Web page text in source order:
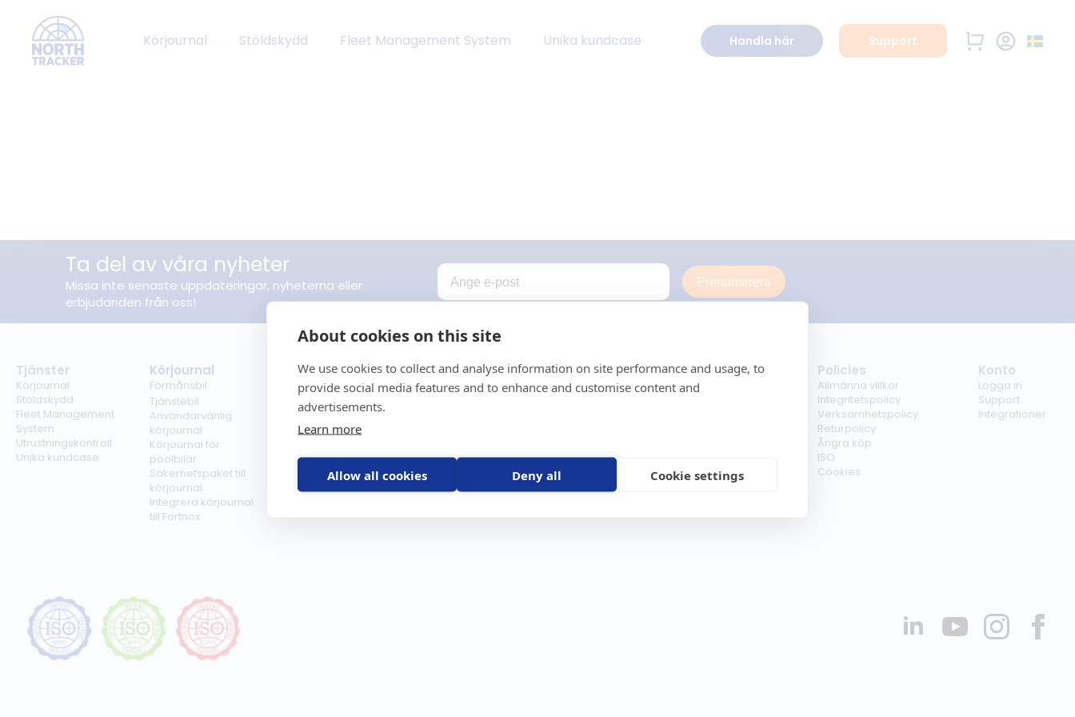
About cookies on this site
We use cookies to collect and analyse information on site performance and usage, to
provide social media features and to enhance and customise content and
advertisements.
Learn more
Allow all cookies Deny all Cookie settings
Körjournal Stöldskydd Fleet Management System Unika kundcase Handla här Support
Ta del av våra nyheter
Missa inte senaste uppdateringar, nyheterna eller
erbjudanden från oss!
Prenumerera
Tjänster
Körjournal
Stöldskydd
Fleet Management
System
Utrustningskontroll
Unika kundcase
Körjournal
Förmånsbil
Tjänstebil
Användarvänlig
körjournal
Körjournal för
poolbilar
Säkerhetspaket till
körjournal
Integrera körjournal
till Fortnox
Regelverk
Milersättning
Regler för tjänstebil
Regler för
förmånsbil
GPS-trackers
Scout 2.0
Stöldskydd
Båt
Åkgräsklippare
Moped
Vattenskoter
Företag
Om oss
Policies
Allmänna villkor
Integritetspolicy
Verksamhetspolicy
Returpolicy
Ångra köp
ISO
Cookies
Konto
Logga in
Support
Integrationer